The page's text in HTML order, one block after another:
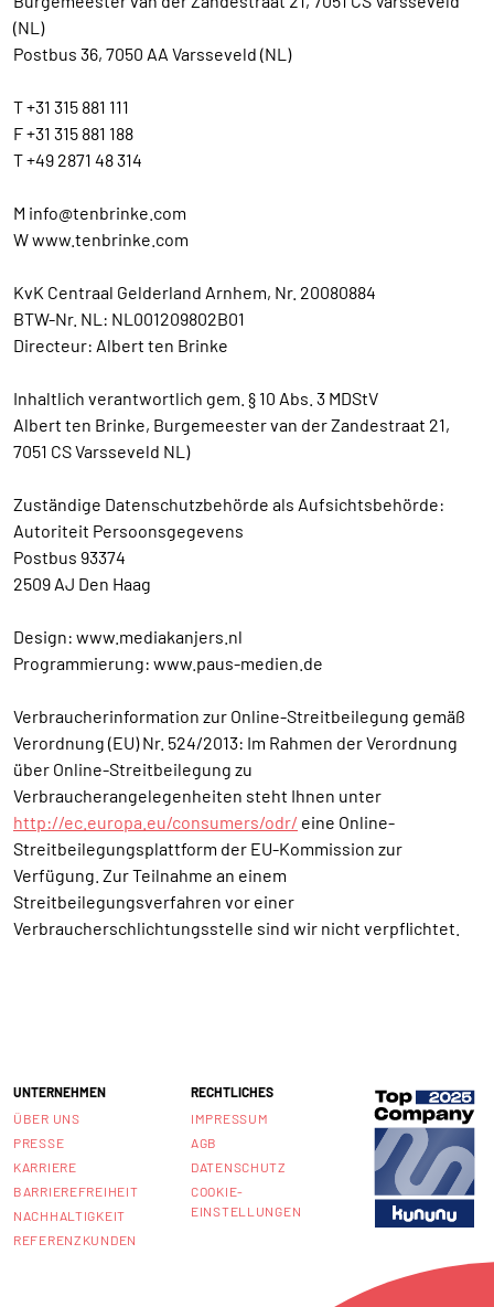
(NL)
Postbus 36, 7050 AA Varsseveld (NL)
T +31 315 881 111
F +31 315 881 188
T +49 2871 48 314
M info@tenbrinke.com
W www.tenbrinke.com
KvK Centraal Gelderland Arnhem, Nr. 20080884
BTW-Nr. NL: NL001209802B01
Directeur: Albert ten Brinke
Inhaltlich verantwortlich gem. § 10 Abs. 3 MDStV
Albert ten Brinke, Burgemeester van der Zandestraat 21,
7051 CS Varsseveld NL)
Zuständige Datenschutzbehörde als Aufsichtsbehörde:
Autoriteit Persoonsgegevens
Postbus 93374
2509 AJ Den Haag
Design: www.mediakanjers.nl
Programmierung: www.paus-medien.de
Verbraucherinformation zur Online-Streitbeilegung gemäß
Verordnung (EU) Nr. 524/2013: Im Rahmen der Verordnung
über Online-Streitbeilegung zu
Verbraucherangelegenheiten steht Ihnen unter
http://ec.europa.eu/consumers/odr/ eine Online-
Streitbeilegungsplattform der EU-Kommission zur
Verfügung. Zur Teilnahme an einem
Streitbeilegungsverfahren vor einer
Verbraucherschlichtungsstelle sind wir nicht verpflichtet.
UNTERNEHMEN
ÜBER UNS
PRESSE
KARRIERE
BARRIEREFREIHEIT
NACHHALTIGKEIT
REFERENZKUNDEN
RECHTLICHES
IMPRESSUM
AGB
DATENSCHUTZ
COOKIE-
EINSTELLUNGEN